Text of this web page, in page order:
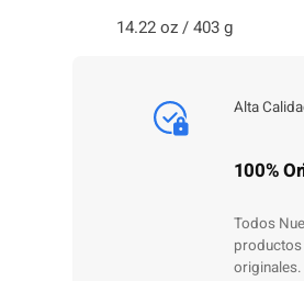
14.22 oz / 403 g
Alta
100%
Todos
originales.